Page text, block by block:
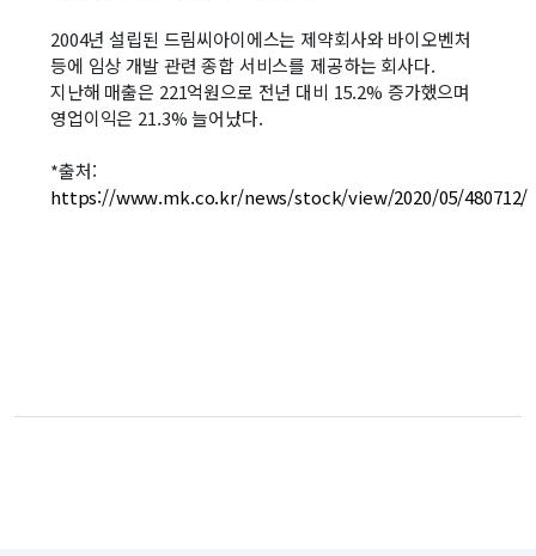
2004년 설립된 드림씨아이에스는 제약회사와 바이오벤처
등에 임상 개발 관련 종합 서비스를 제공하는 회사다.
지난해 매출은 221억원으로 전년 대비 15.2% 증가했으며
영업이익은 21.3% 늘어났다.
*출처:
https://www.mk.co.kr/news/stock/view/2020/05/480712/